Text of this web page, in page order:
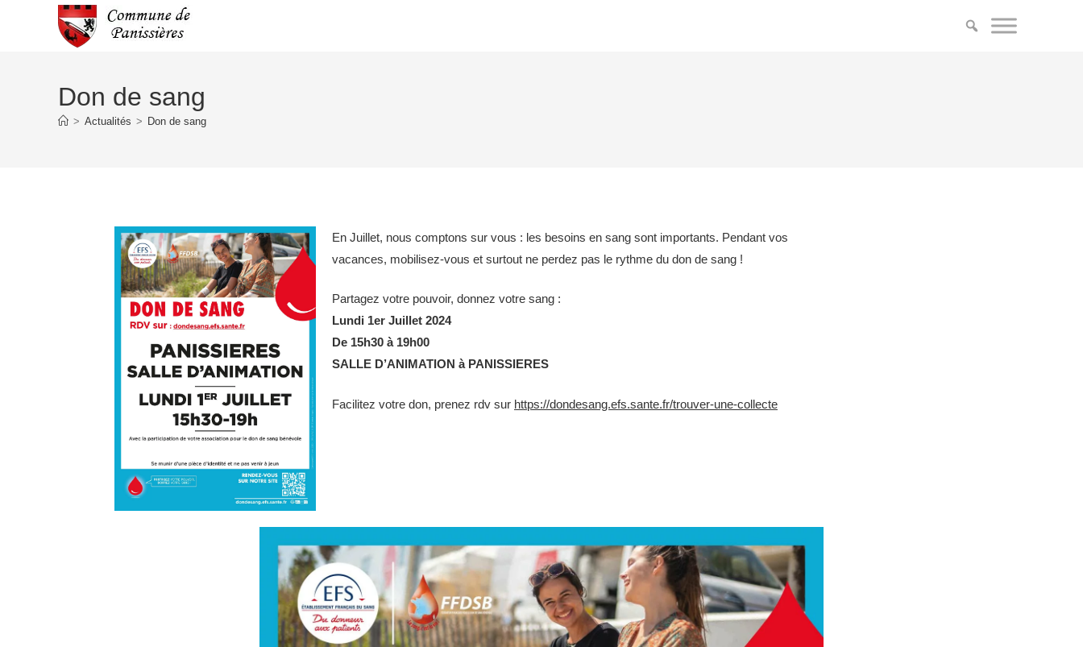
Don de sang
> Actualités > Don de sang
En Juillet, nous comptons sur vous : les besoins en sang sont importants. Pendant vos
vacances, mobilisez-vous et surtout ne perdez pas le rythme du don de sang !
Partagez votre pouvoir, donnez votre sang :
Lundi 1er Juillet 2024
De 15h30 à 19h00
SALLE D’ANIMATION à PANISSIERES
Facilitez votre don, prenez rdv sur https://dondesang.efs.sante.fr/trouver-une-collecte